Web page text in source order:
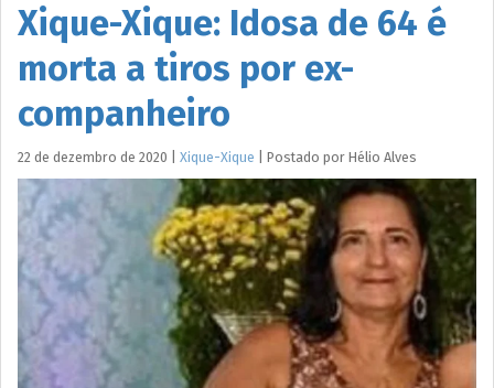
Xique-Xique: Idosa de 64 é
morta a tiros por ex-
companheiro
22 de dezembro de 2020 Xique-Xique Postado por Hélio Alves